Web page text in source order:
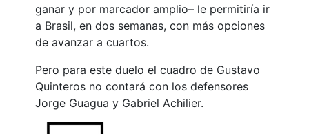
ganar y por marcador amplio– le permitiría ir
a Brasil, en dos semanas, con más opciones
de avanzar a cuartos.
Pero para este duelo el cuadro de Gustavo
Quinteros no contará con los defensores
Jorge Guagua y Gabriel Achilier.